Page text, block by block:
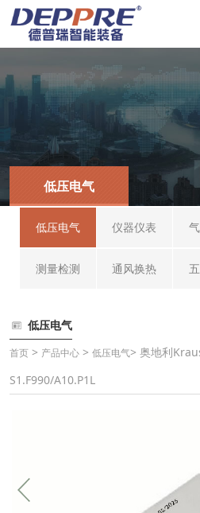
低压电气
低压电气 仪器仪表
测量检测 通风换热
低压电气
首页 > 产品中心 > 低压电气> 奥地利
S1.F990/A10.P1L